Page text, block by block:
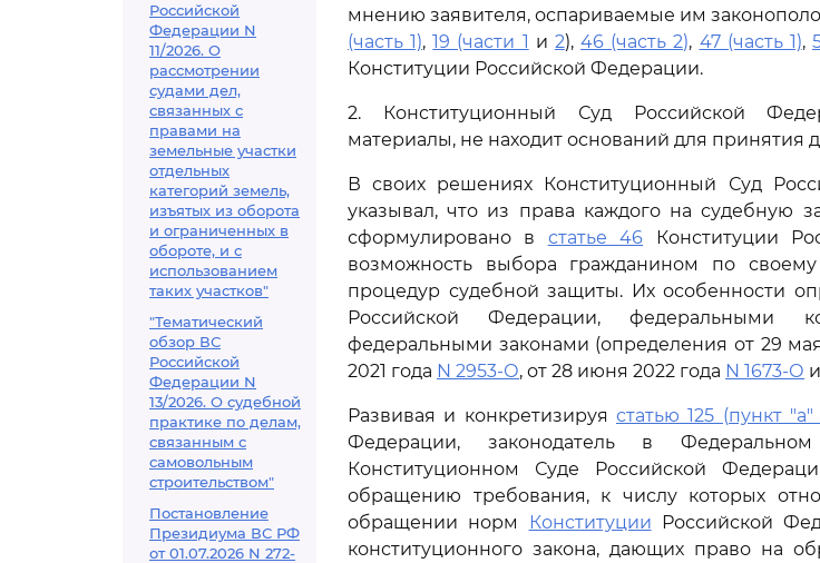
Российской
Федерации N
11/2026. О
рассмотрении
судами дел,
связанных с
правами на
земельные участки
отдельных
категорий земель,
изъятых из оборота
и ограниченных в
обороте, и с
использованием
таких участков"
"Тематический
обзор ВС
Российской
Федерации N
13/2026. О судебной
практике по делам,
связанным с
самовольным
строительством"
Постановление
Президиума ВС РФ
от 01.07.2026 N 272-
мнению заявителя, оспариваемые им
(часть 1),19 (части 1 и 2),46 (часть 2), 47 (часть 1),
Конституции Российской Федерации.
2. Конституционный Суд Российской
материалы, не находит оснований для
В своих решениях Конституционный Суд
указывал, что из права каждого на судебную
сформулировано в статье 46 Конституции
возможность выбора гражданином по
процедур судебной защиты. Их особенности
Российской Федерации, федеральными
федеральными законами (определения от 29
2021 года N 2953-О, от 28 июня 2022 года N 1673-О
Развивая и конкретизируя статью 125 (пункт
Федерации, законодатель в
Конституционном Суде Российской
обращению требования, к числу которых
обращении норм
Конституции Российской
конституционного закона, дающих право на